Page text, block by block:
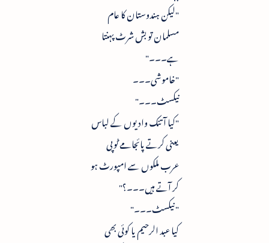
"لیکن ہندوستان کا عام
مسلمان تو بش شرٹ پہنتا
ہے۔۔۔"
"خاموشی۔۔۔
نیکسٹ۔۔۔"
"کیا آتنک وادیوں کے لباس
یعنی کرتے پائجامے ٹوپی
عرب ملکوں سے امپورٹ ہو
کر آتے ہیں۔۔۔؟"
" نیکسٹ۔۔۔"
کیا عبد الرحیم یا کوئی بھی